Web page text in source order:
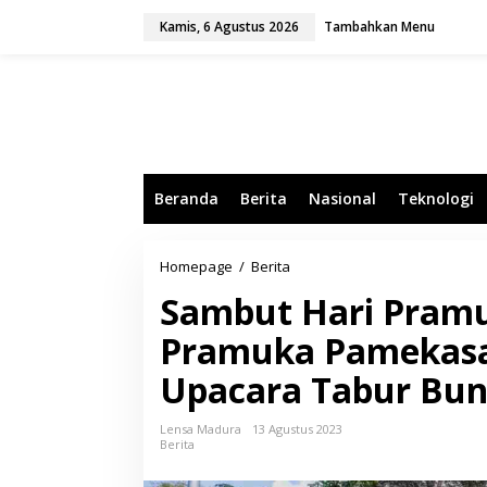
Kamis, 6 Agustus 2026 Tambahkan Menu
Beranda Berita Nasional Teknologi
Homepage / Berita
m
b
u
t
H
a
r
r
Sambut Hari
Pramuka
Upacara Tabur
Lensa Madura
13 Agustus 2023
Berita